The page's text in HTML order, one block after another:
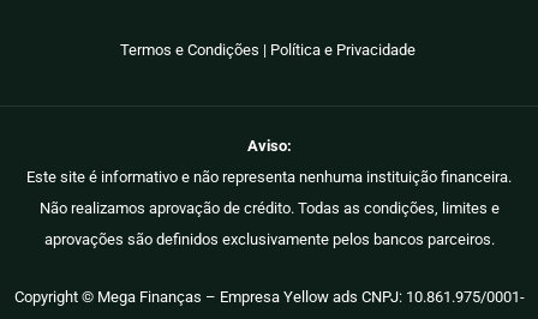
Termos e Condições | Política e Privacidade
Aviso:
Este site é informativo e não representa nenhuma instituição financeira.
Não realizamos aprovação de crédito. Todas as condições, limites e
aprovações são definidos exclusivamente pelos bancos parceiros.
Copyright © Mega Finanças – Empresa Yellow ads CNPJ: 10.861.975/0001-